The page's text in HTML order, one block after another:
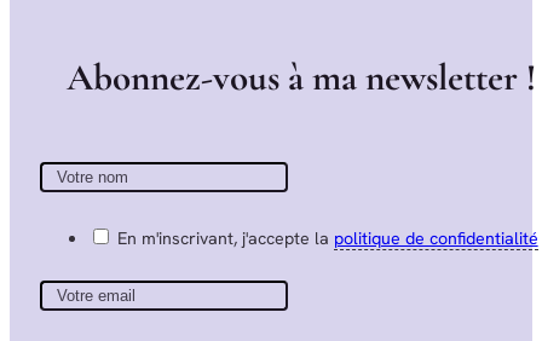
Abonnez-vous àmanewsletter !
En m'inscrivant, j'accepte la politique de confidentialité